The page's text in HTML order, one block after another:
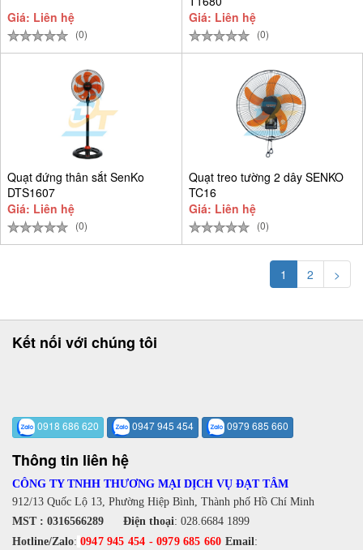
Giá: Liên hệ
(0)
Giá: Liên hệ
(0)
Quạt đứng thân sắt SenKo
DTS1607
Giá: Liên hệ
(0)
Quạt treo tường 2 dây SENKO
TC16
Giá: Liên hệ
(0)
1 2 >
Kết nối với chúng tôi
0918 686 620 0947 945 454 0979 685 660
Thông tin liên hệ
CÔNG TY TNHH THƯƠNG MẠI DỊCH VỤ ĐẠT TÂM
912/13 Quốc Lộ 13, Phường Hiệp Bình, Thành phố Hồ Chí Minh
MST : 0316566289 Điện thoại: 028.6684 1899
Hotline/Zalo: 0947 945 454 -0979 685 660 Email :